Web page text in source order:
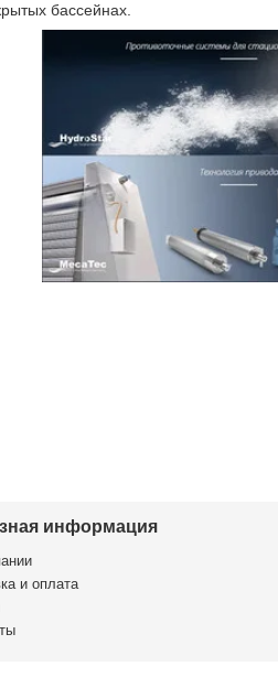
бассейнах.
информация
и оплата